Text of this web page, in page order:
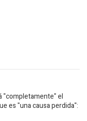
"completamente" el
es "una causa perdida":